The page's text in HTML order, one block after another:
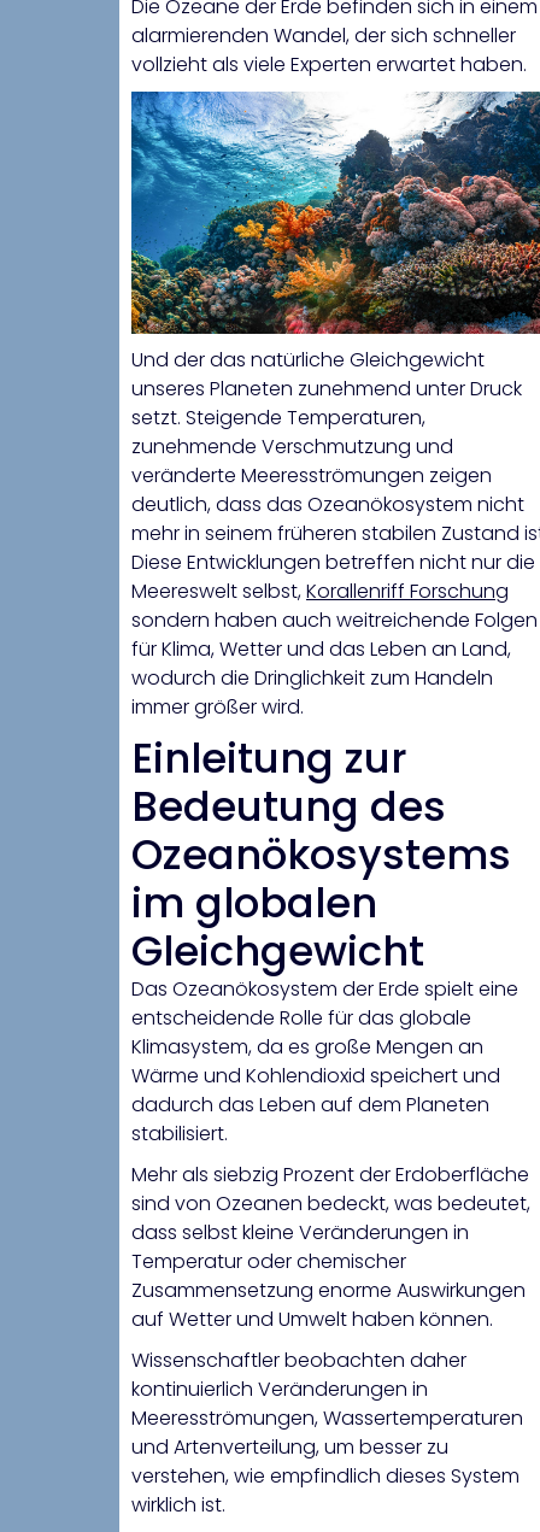
Die Ozeane der Erde befinden sich in einem
alarmierenden Wandel, der sich schneller
vollzieht als viele Experten erwartet haben.
Und der das natürliche Gleichgewicht
unseres Planeten zunehmend unter Druck
setzt. Steigende Temperaturen,
zunehmende Verschmutzung und
veränderte Meeresströmungen zeigen
deutlich, dass das Ozeanökosystem nicht
mehr in seinem früheren stabilen Zustand
Diese Entwicklungen betreffen nicht nur die
Meereswelt selbst,Korallenriff Forschung
sondern haben auch weitreichende Folgen
für Klima, Wetter und das Leben an Land,
wodurch die Dringlichkeit zum Handeln
immer größer wird.
Einleitung zur
Bedeutung des
Ozeanökosystems
im globalen
Gleichgewicht
Das Ozeanökosystem der Erde spielt eine
entscheidende Rolle für das globale
Klimasystem, da es große Mengen an
Wärme und Kohlendioxid speichert und
dadurch das Leben auf dem Planeten
stabilisiert.
Mehr als siebzig Prozent der Erdoberfläche
sind von Ozeanen bedeckt, was bedeutet,
dass selbst kleine Veränderungen in
Temperatur oder chemischer
Zusammensetzung enorme Auswirkungen
auf Wetter und Umwelt haben können.
Wissenschaftler beobachten daher
kontinuierlich Veränderungen in
Meeresströmungen, Wassertemperaturen
und Artenverteilung, um besser zu
verstehen, wie empfindlich dieses System
wirklich ist.